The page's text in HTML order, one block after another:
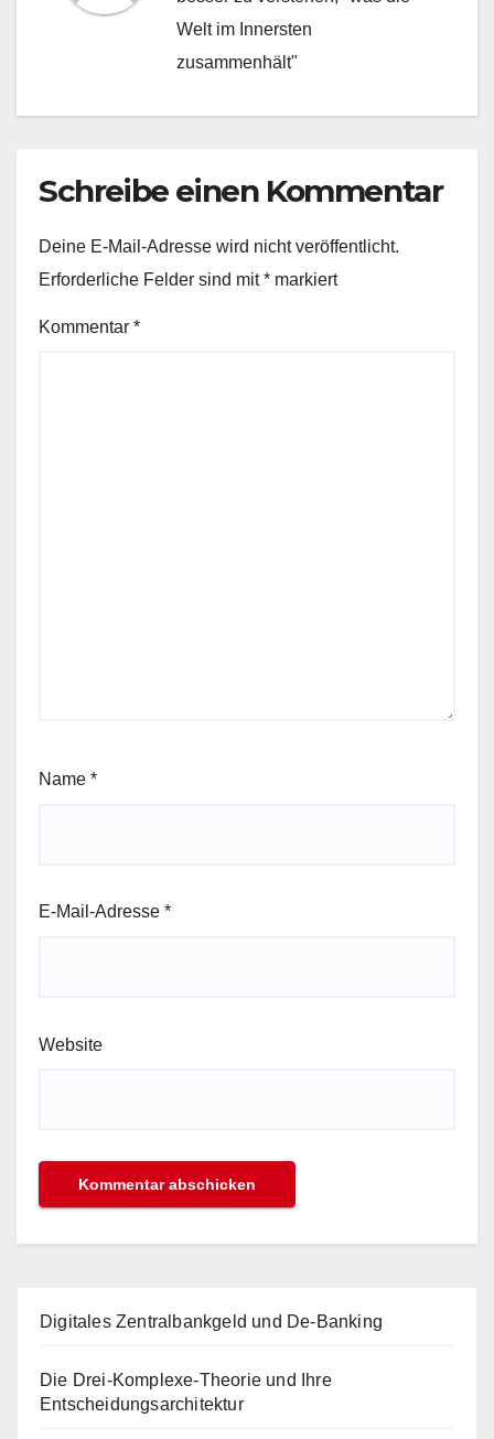
Welt im Innersten
zusammenhält"
Schreibe einen Kommentar
Deine E-Mail-Adresse wird nicht veröffentlicht.
Erforderliche Felder sind mit* markiert
Kommentar *
Name *
E-Mail-Adresse *
Website
Digitales Zentralbankgeld und De-Banking
Die Drei-Komplexe-Theorie und Ihre
Entscheidungsarchitektur